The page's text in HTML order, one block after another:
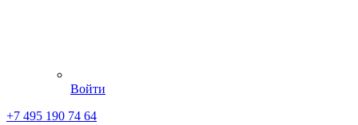
Войти
+7 495 190 74 64